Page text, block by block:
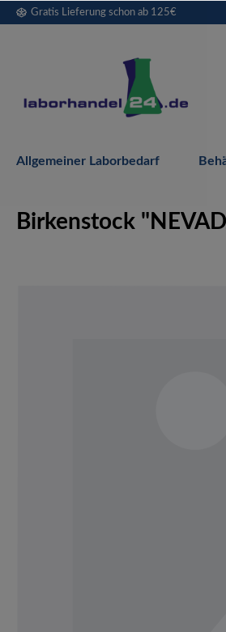
Zur Hauptnavigation springen
Gratis Lieferung schon ab 125€
Allgemeiner Laborbedarf
Birkenstock